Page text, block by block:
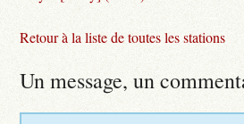
Retour à la liste de toutes les stations
Un message, un